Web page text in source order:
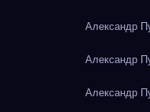
Александр
Александр
Александр